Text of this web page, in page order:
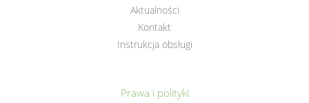
Aktualności
Kontakt
Instrukcja obsługi
Prawa i polityki